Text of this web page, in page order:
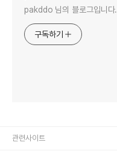
pakddo 님의 블로그입니다.
구독하기
관련사이트